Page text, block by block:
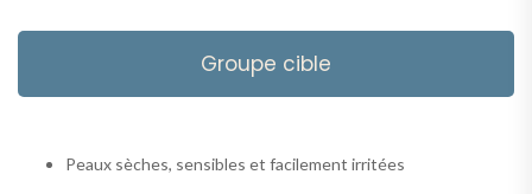
Groupe cible
Peaux sèches, sensibles et facilement irritées